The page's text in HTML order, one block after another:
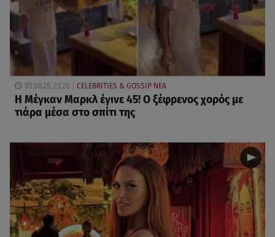
05.08.26, 23:20 CELEBRITIES & GOSSIP ΝΕΑ
Η Μέγκαν Μαρκλ έγινε 45! Ο ξέφρενος χορός με
τιάρα μέσα στο σπίτι της